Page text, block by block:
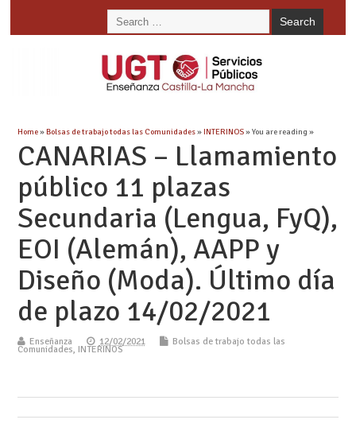
Home»Bolsas de trabajo todas las Comunidades»INTERINOS» You are reading »
CANARIAS – Llamamiento
público 11 plazas
Secundaria (Lengua, FyQ),
EOI (Alemán), AAPP y
Diseño (Moda). Último día
de plazo 14/02/2021
Enseñanza 12/02/2021 Bolsas de trabajo todas las
Comunidades, INTERINOS